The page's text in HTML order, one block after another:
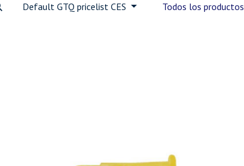
Default GTQ pricelist CES Todos los productos